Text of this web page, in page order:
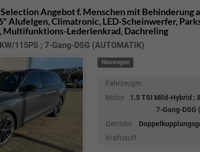
Selection Angebot f. Menschen mit Behinderung
Alufelgen, Climatronic, LED-Scheinwerfer,
Multifunktions-Lederlenkrad, Dachreling
115PS ; 7-Gang-DSG (AUTOMATIK)
Neuwagen
Fahrzeugnr.
Motor
1.5 TSI Mild-Hybrid ;
7-Gang-DSG
Getriebe
Kraftstoff